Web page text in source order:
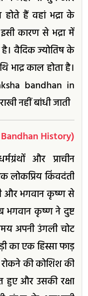
होते हैं वहां भद्रा के
कारण से भद्रा में
है। वैदिक ज्योतिष के
भाद्र काल होता है।
bandhan in
नहीं बांधी जाती
Bandhan History)
और प्राचीन
लोकप्रिय किंवदंती
और भगवान कृष्ण से
भगवान कृष्ण ने दुष्ट
अपनी उंगली चोट
का एक हिस्सा फाड़
की कोशिश की
हुए और उसकी रक्षा